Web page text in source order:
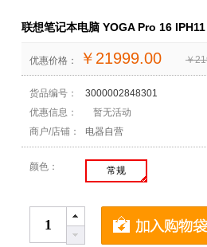
联想笔记本电脑 YOGA Pro 16
优惠价格： ￥ 21999.00 ￥
货品编号：
3000002848301
优惠信息：
暂无活动
商户/店铺：
电器自营
颜色： 常规